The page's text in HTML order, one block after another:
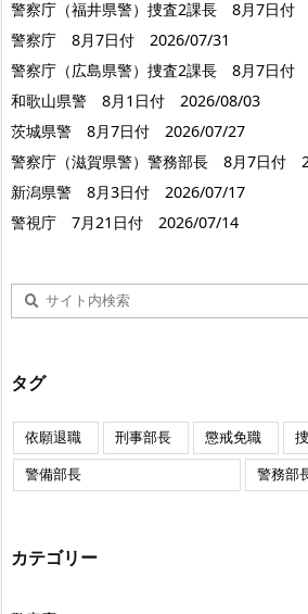
警察庁（福井県警）捜査2課長 8月7日
警察庁 8月7日付 2026/07/31
警察庁（広島県警）捜査2課長 8月7日付
和歌山県警 8月1日付 2026/08/03
茨城県警 8月7日付 2026/07/27
警察庁（滋賀県警）警務部長 8月7日付
新潟県警 8月3日付 2026/07/17
警視庁 7月21日付 2026/07/14
タグ
依願退職 刑事部長 懲戒免職
警備部長
警務部
カテゴリー